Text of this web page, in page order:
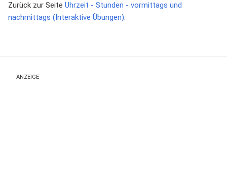
Zurück zur Seite Uhrzeit - Stunden - vormittags und
nachmittags (Interaktive Übungen).
ANZEIGE